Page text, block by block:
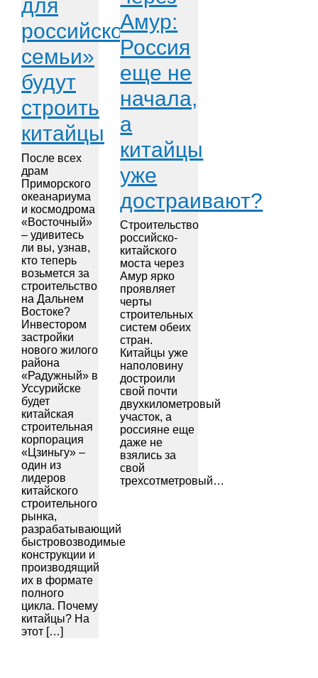
для
российской
семьи»
будут
строить
китайцы
После всех
драм
Приморского
океанариума
и космодрома
«Восточный»
– удивитесь
ли вы, узнав,
кто теперь
возьмется за
строительство
на Дальнем
Востоке?
Инвестором
застройки
нового жилого
района
«Радужный» в
Уссурийске
будет
китайская
строительная
корпорация
«Цзиньгу» –
один из
лидеров
китайского
строительного
рынка,
разрабатывающий
быстровозводимые
конструкции и
производящий
их в формате
полного
цикла. Почему
китайцы? На
этот […]
Амур:
Россия
еще не
начала,
а
китайцы
уже
достраивают?
Строительство
российско-
китайского
моста через
Амур ярко
проявляет
черты
строительных
систем обеих
стран.
Китайцы уже
наполовину
достроили
свой почти
двухкилометровый
участок, а
россияне еще
даже не
взялись за
свой
трехсотметровый…